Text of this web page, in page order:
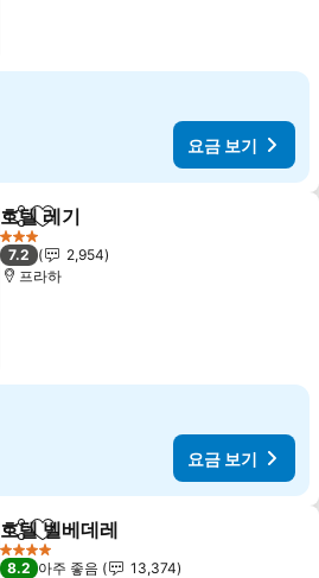
요금 보기
공유 즐겨찾기에 추가
호텔 레기
3 성급
7.2
2,954
프라하
요금 보기
공유 즐겨찾기에 추가
호텔 벨베데레
4 성급
8.2 아주 좋음
13,374